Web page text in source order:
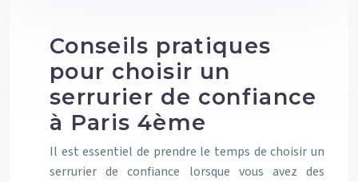
Conseils pratiques
pour choisir un
serrurier de confiance
à Paris 4ème
Il est essentiel de prendre le temps de choisir un
serrurier de confiance lorsque vous avez des